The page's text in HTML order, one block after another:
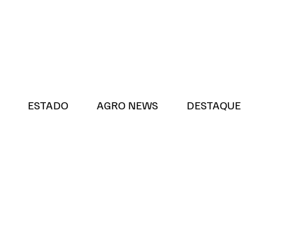
ESTADO AGRO NEWS DESTAQUE